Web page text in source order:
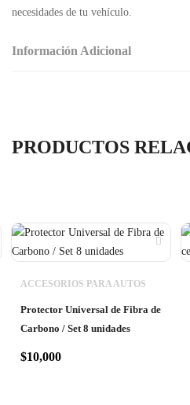
necesidades de tu vehículo.
Información Adicional
PRODUCTOS
ACCESORIOS PARA AUTOS
Protector Universal de Fibra de
Carbono / Set 8 unidades
$10,000